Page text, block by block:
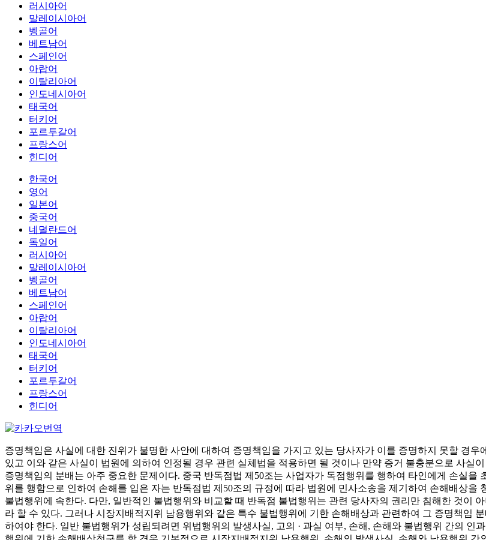
러시아어
말레이시아어
벵골어
베트남어
스페인어
아랍어
이탈리아어
인도네시아어
태국어
터키어
포르투갈어
프랑스어
힌디어
한국어
영어
일본어
중국어
네덜란드어
독일어
러시아어
말레이시아어
벵골어
베트남어
스페인어
아랍어
이탈리아어
인도네시아어
태국어
터키어
포르투갈어
프랑스어
힌디어
증명책임은 사실에 대한 진위가 불명한 사안에 대하여 증명책임을 가지고 있는 당사자가 이를 증명하지 못할 경
있고 이와 같은 사실이 법원에 의하여 인정될 경우 관련 실체법을 적용하면 될 것이나 만약 증거 불충분으로 사실
증명책임의 분배는 아주 중요한 문제이다. 중국 반독점법 제50조는 사업자가 독점행위를 행하여 타인에게 손실
위를 행함으로 인하여 손해를 입은 자는 반독점법 제50조의 규정에 따라 법원에 민사소송을 제기하여 손해배상
불법행위에 속한다. 다만, 일반적인 불법행위와 비교할 때 반독점 불법행위는 관련 당사자의 권리만 침해한 것이
라 할 수 있다. 그러나 시장지배적지위 남용행위와 같은 특수 불법행위에 기한 손해배상과 관련하여 그 증명책임
하여야 한다. 일반 불법행위가 성립되려면 위법행위의 발생사실, 고의 · 과실 여부, 손해, 손해와 불법행위 간의